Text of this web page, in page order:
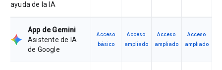
ayuda de la IA
App de Gemini
Asistente de IA
de Google
Acceso
básico
Acceso
ampliado
Acceso
ampliado
Acceso
ampliado